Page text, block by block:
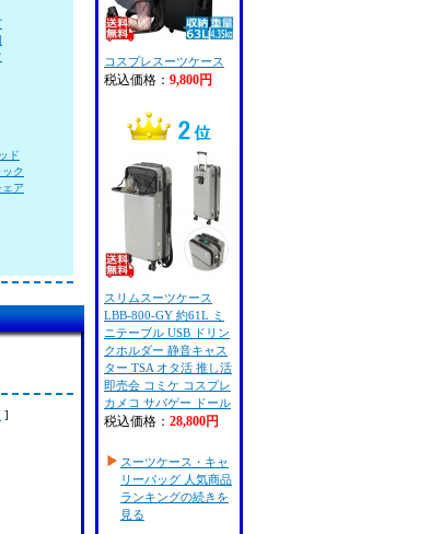
ド
ク
ア
]
コスプレスーツケース
税込価格： 9,800円
スリムスーツケース
LBB-800-GY 約61L ミ
ニテーブル USB ドリン
クホルダー 静音キャス
ター TSA オタ活 推し活
即売会 コミケ コスプレ
カメコ サバゲー ドール
税込価格： 28,800円
スーツケース・キャ
リーバッグ 人気商品
ランキングの続きを
見る